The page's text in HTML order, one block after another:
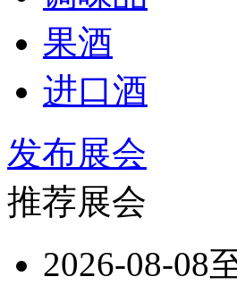
果酒
进口酒
发布展会
推荐展会
2026-08-08